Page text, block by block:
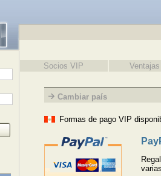
Socios VIP
Cambiar país
Formas de pago VIP